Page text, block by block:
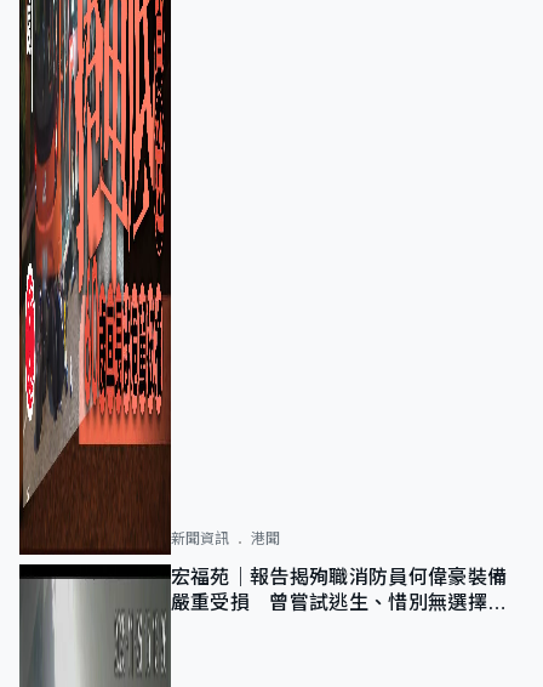
新聞資訊 港聞
宏福苑｜報告揭殉職消防員何偉豪裝備
嚴重受損 曾嘗試逃生、惜別無選擇下